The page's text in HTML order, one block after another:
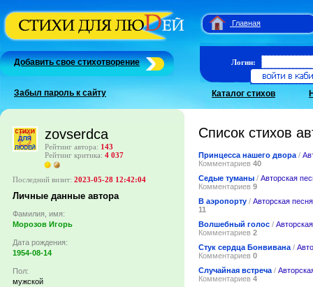
Главная
Добавить свое стихотворение
Забыл пароль к сайту
Логин:
Каталог стихов
zovserdca
Рейтинг автора: 143
Рейтинг критика: 4 037
Последний визит: 2023-05-28 12:42:04
Личные данные автора
Фамилия, имя:
Морозов Игорь
Дата рождения:
1954-08-14
Пол:
мужской
Список стихов
Принцесса нашего двора /
Комментариев 40
Седые туманы / Авторская
Комментариев 9
В аэропорту / Авторская песня
11
Волшебный голос /
Комментариев 2
Стук сердца Бонвивана /
Комментариев 0
Случайная встреча /
Комментариев 4